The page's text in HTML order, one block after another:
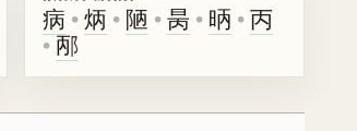
病 •炳 • 陋 •昺 • 昞 •丙
•邴